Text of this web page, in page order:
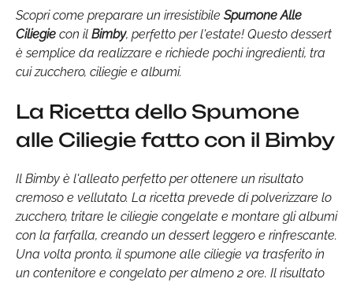
Scopri come preparare un irresistibile Spumone Alle
Ciliegie con il Bimby, perfetto per l'estate! Questo dessert
è semplice da realizzare e richiede pochi ingredienti, tra
cui zucchero, ciliegie e albumi.
La Ricetta dello Spumone
alle Ciliegie fatto con il Bimby
Il Bimby è l'alleato perfetto per ottenere un risultato
cremoso e vellutato. La ricetta prevede di polverizzare lo
zucchero, tritare le ciliegie congelate e montare gli albumi
con la farfalla, creando un dessert leggero e rinfrescante.
Una volta pronto, il spumone alle ciliegie va trasferito in
un contenitore e congelato per almeno 2 ore. Il risultato